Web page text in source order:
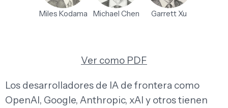
Miles Kodama Michael Chen Garrett Xu
Ver como PDF
Los desarrolladores de IA de frontera como
OpenAI, Google, Anthropic, xAI y otros tienen